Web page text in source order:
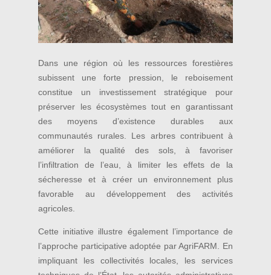
Dans une région où les ressources forestières
subissent une forte pression, le reboisement
constitue un investissement stratégique pour
préserver les écosystèmes tout en garantissant
des moyens d’existence durables aux
communautés rurales. Les arbres contribuent à
améliorer la qualité des sols, à favoriser
l’infiltration de l’eau, à limiter les effets de la
sécheresse et à créer un environnement plus
favorable au développement des activités
agricoles.
Cette initiative illustre également l’importance de
l’approche participative adoptée par AgriFARM. En
impliquant les collectivités locales, les services